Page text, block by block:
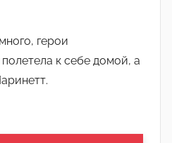
герои
к себе домой, а